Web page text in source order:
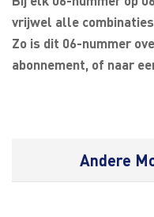
vrijwel alle
Zo is dit 06-nummer
abonnement, of naar
Andere